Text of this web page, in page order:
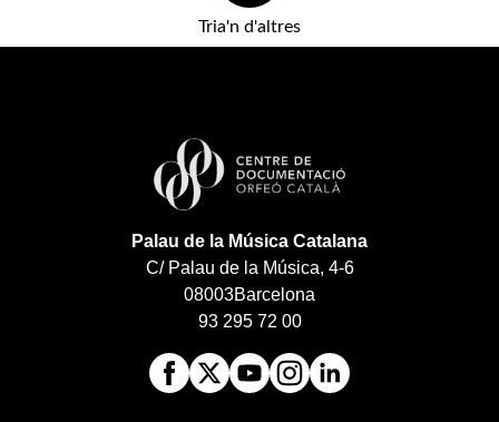
Tria'n d'altres
Palau de la Música Catalana
C/ Palau de la Música, 4-6
08003Barcelona
93 295 72 00